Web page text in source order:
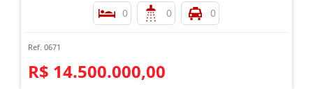
0 0 0
Ref. 0671
R$ 14.500.000,00